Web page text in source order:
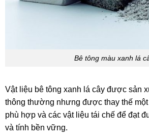
Bê tông màu xanh lá
Vật liệu bê tông xanh lá cây được sản
thông thường nhưng được thay thế
phù hợp và các vật liệu tái chế để đạt
và tính bền vững.